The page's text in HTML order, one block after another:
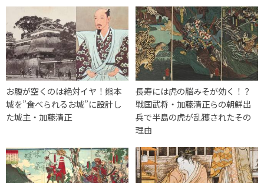
お腹が空くのは絶対イヤ！熊本
城を”食べられるお城”に設計し
た城主・加藤清正
長寿には虎の脳みそが効く！？
戦国武将・加藤清正らの朝鮮出
兵で半島の虎が乱獲されたその
理由